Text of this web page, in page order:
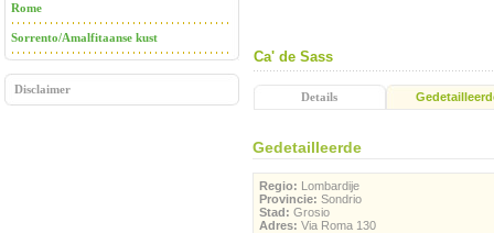
Rome
Sorrento/Amalfitaanse kust
Disclaimer
Ca' de Sass
Details
Gedetailleerde
Regio: Lombardije
Provincie: Sondrio
Stad: Grosio
Adres: Via Roma 130